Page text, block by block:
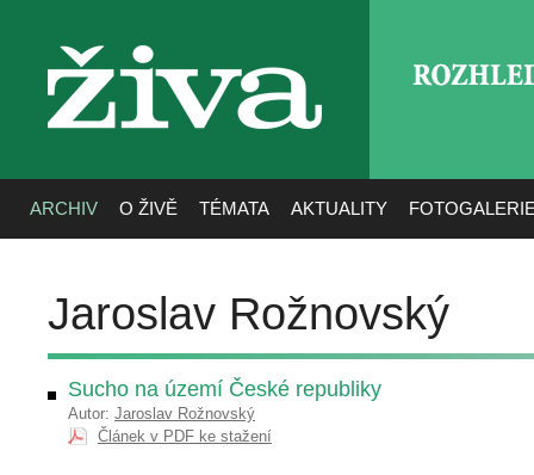
živa
ARCHIV O ŽIVĚ TÉMATA AKTUALITY
Jaroslav Rožnovský
Sucho na území České republiky
Autor: Jaroslav Rožnovský
Článek v PDF ke stažení